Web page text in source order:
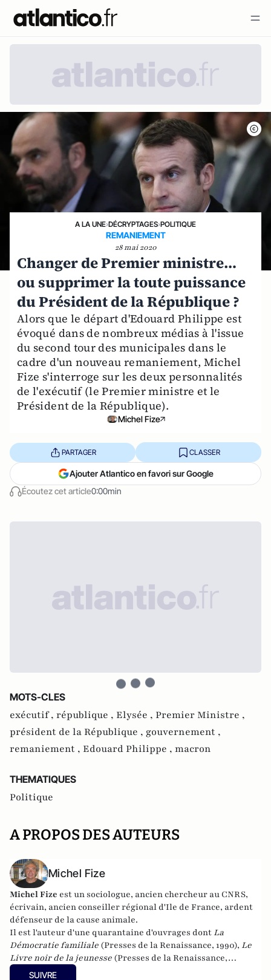
A LA UNE›DÉCRYPTAGES›POLITIQUE
REMANIEMENT
28 mai 2020
Changer de Premier ministre…
ou supprimer la toute puissance
du Président de la République ?
Alors que le départ d'Edouard Philippe est
évoqué dans de nombreux médias à l'issue
du second tour des municipales dans le
cadre d'un nouveau remaniement, Michel
Fize s'interroge sur les deux personnalités
de l'exécutif (le Premier ministre et le
Président de la République).
Michel Fize
Écoutez cet article0:00min
PARTAGER CLASSER
Ajouter Atlantico en favori sur Google
MOTS-CLES
exécutif , république , Elysée , Premier Ministre ,
président de la République , gouvernement ,
remaniement , Edouard Philippe , macron
THEMATIQUES
Politique
A PROPOS DES AUTEURS
Michel Fize
Michel Fize est un sociologue, ancien chercheur au CNRS,
écrivain, ancien conseiller régional d'Ile de France, ardent
défenseur de la cause animale.
Il est l'auteur d'une quarantaine d'ouvrages dont La
Démocratie familiale (Presses de la Renaissance, 1990), Le
Livre noir de la jeunesse (Presses de la Renaissance,
2007),L'Individualisme démocratique
SUIVRE